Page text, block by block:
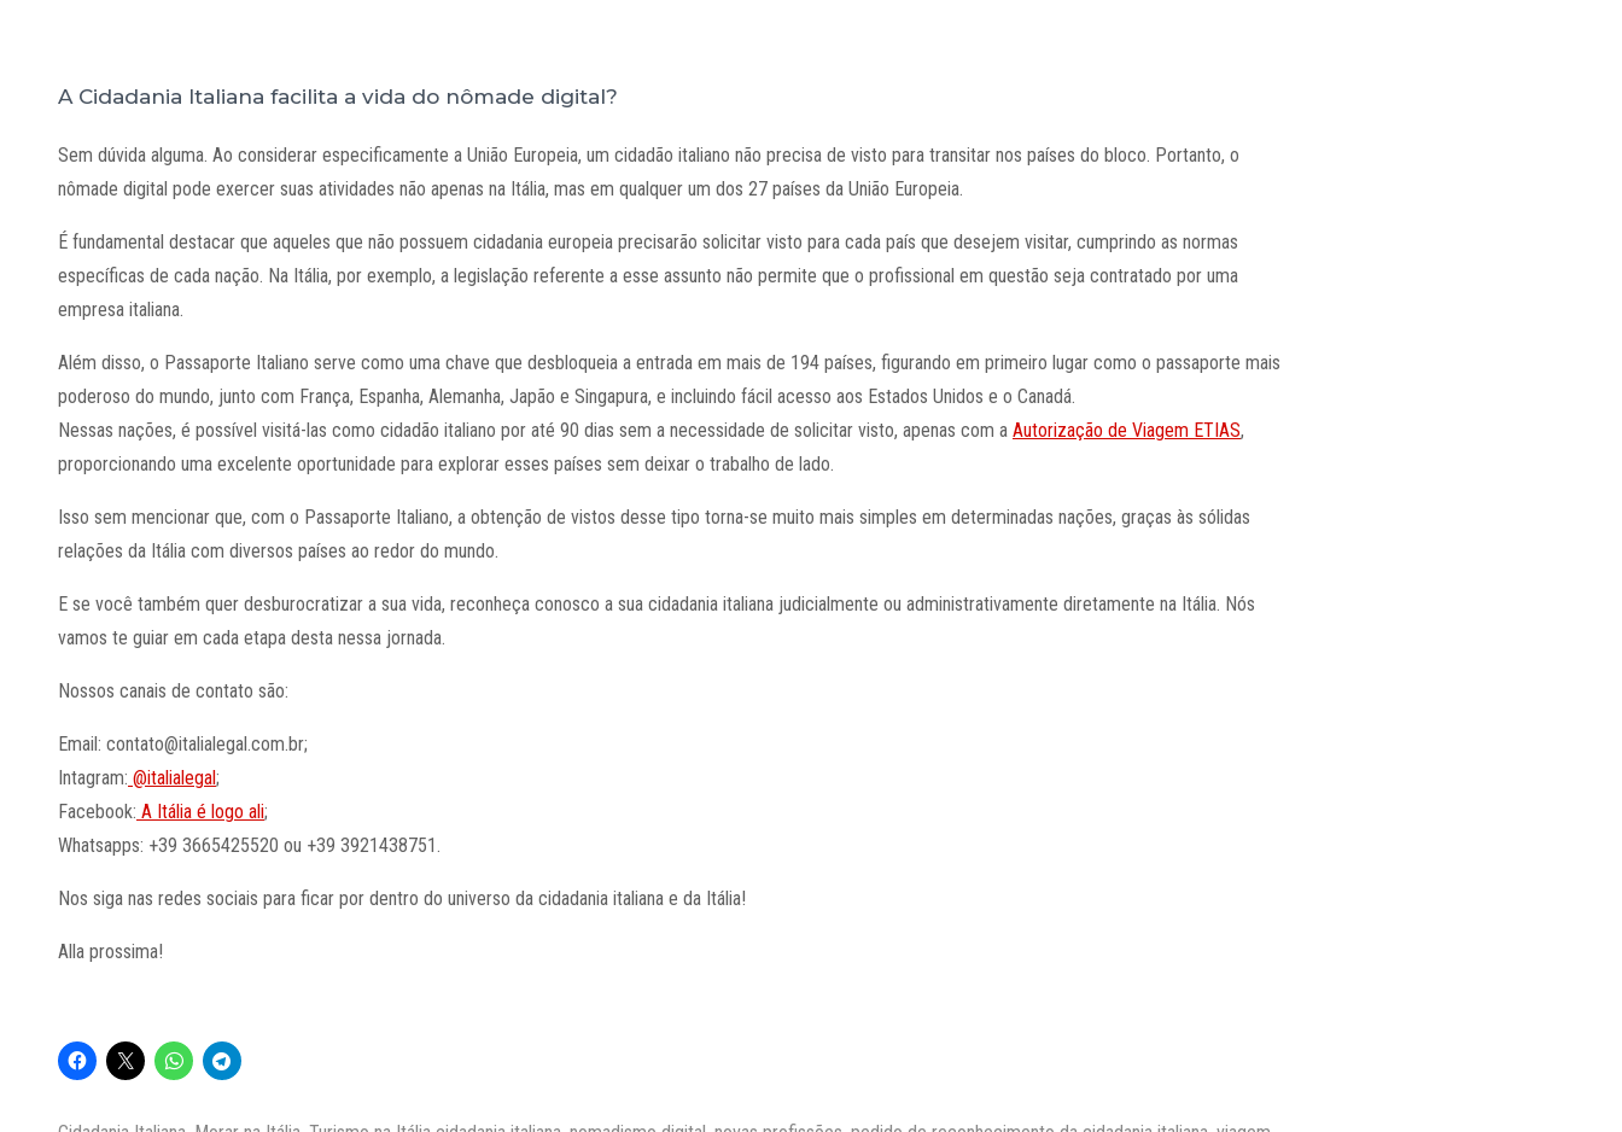
A Cidadania Italiana facilita a vida do nômade digital?
Sem dúvida alguma. Ao considerar especificamente a União Europeia, um cidadão italiano não precisa de visto para transitar nos países do bloco. Portanto, o
nômade digital pode exercer suas atividades não apenas na Itália, mas em qualquer um dos 27 países da União Europeia.
É fundamental destacar que aqueles que não possuem cidadania europeia precisarão solicitar visto para cada país que desejem visitar, cumprindo as normas
específicas de cada nação. Na Itália, por exemplo, a legislação referente a esse assunto não permite que o profissional em questão seja contratado por uma
empresa italiana.
Além disso, o Passaporte Italiano serve como uma chave que desbloqueia a entrada em mais de 194 países, figurando em primeiro lugar como o passaporte mais
poderoso do mundo, junto com França, Espanha, Alemanha, Japão e Singapura, e incluindo fácil acesso aos Estados Unidos e o Canadá.
Nessas nações, é possível visitá-las como cidadão italiano por até 90 dias sem a necessidade de solicitar visto, apenas com a Autorização de Viagem ETIAS,
proporcionando uma excelente oportunidade para explorar esses países sem deixar o trabalho de lado.
Isso sem mencionar que, com o Passaporte Italiano, a obtenção de vistos desse tipo torna-se muito mais simples em determinadas nações, graças às sólidas
relações da Itália com diversos países ao redor do mundo.
E se você também quer desburocratizar a sua vida, reconheça conosco a sua cidadania italiana judicialmente ou administrativamente diretamente na Itália. Nós
vamos te guiar em cada etapa desta nessa jornada.
Nossos canais de contato são:
Email: contato@italialegal.com.br;
Intagram: @italialegal;
Facebook: A Itália é logo ali;
Whatsapps: +39 3665425520 ou +39 3921438751.
Nos siga nas redes sociais para ficar por dentro do universo da cidadania italiana e da Itália!
Alla prossima!